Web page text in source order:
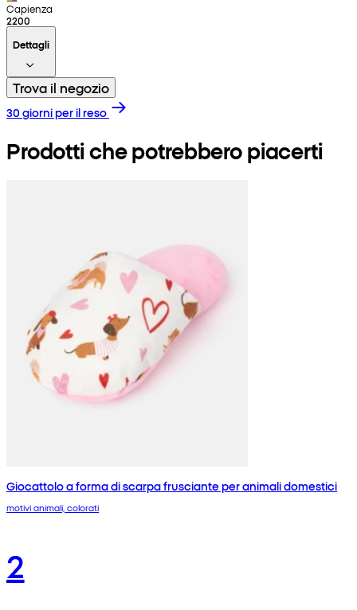
Capienza
2200
Dettagli
Trova il negozio
30 giorni per il reso
Prodotti che potrebbero piacerti
Giocattolo a forma di scarpa frusciante per animali domestici
motivi animali, colorati
2